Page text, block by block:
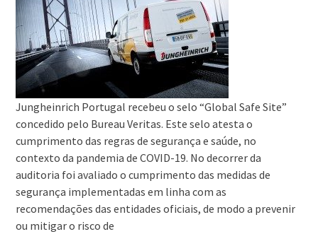
Jungheinrich Portugal recebeu o selo “Global Safe Site”
concedido pelo Bureau Veritas. Este selo atesta o
cumprimento das regras de segurança e saúde, no
contexto da pandemia de COVID-19. No decorrer da
auditoria foi avaliado o cumprimento das medidas de
segurança implementadas em linha com as
recomendações das entidades oficiais, de modo a prevenir
ou mitigar o risco de